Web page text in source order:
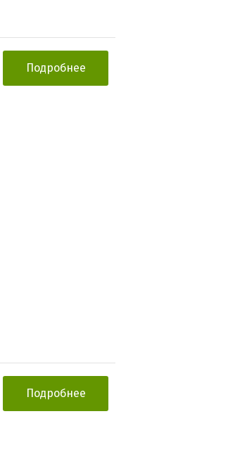
Подробнее
Подробнее